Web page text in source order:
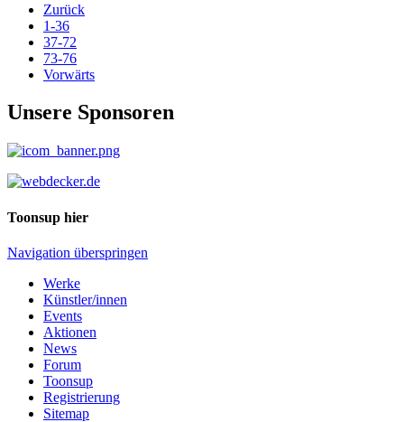
Zurück
1-36
37-72
73-76
Vorwärts
Unsere Sponsoren
Toonsup hier
Navigation überspringen
Werke
Künstler/innen
Events
Aktionen
News
Forum
Toonsup
Registrierung
Sitemap